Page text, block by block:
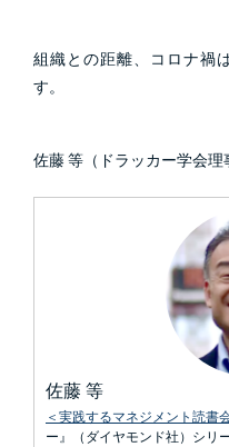
組織との距離、コロナ禍
す。
佐藤 等（ドラッカー学会理
佐藤 等
＜実践するマネジメント読書
ー』（ダイヤモンド社）シリ